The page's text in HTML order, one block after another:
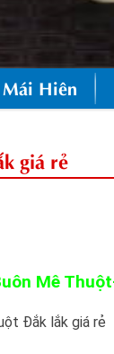
Mái Hiên
giá rẻ
Mê
Đắk lắk giá rẻ